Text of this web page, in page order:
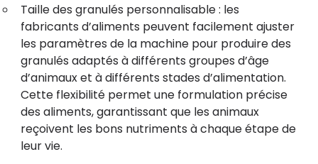
Taille des granulés personnalisable : les
fabricants d’aliments peuvent facilement ajuster
les paramètres de la machine pour produire des
granulés adaptés à différents groupes d’âge
d’animaux et à différents stades d’alimentation.
Cette flexibilité permet une formulation précise
des aliments, garantissant que les animaux
reçoivent les bons nutriments à chaque étape de
leur vie.